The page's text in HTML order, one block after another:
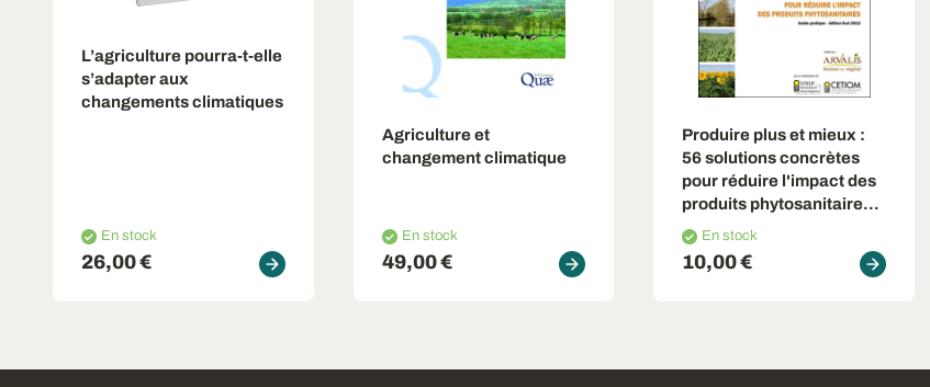
L’agriculture pourra-t-elle
s’adapter aux
changements climatiques
En stock
26,00 €
Agriculture et
changement climatique
En stock
49,00 €
Produire plus et mieux :
56 solutions concrètes
pour réduire l'impact des
produits phytosanitaires -
Edition Sud
En stock
10,00 €